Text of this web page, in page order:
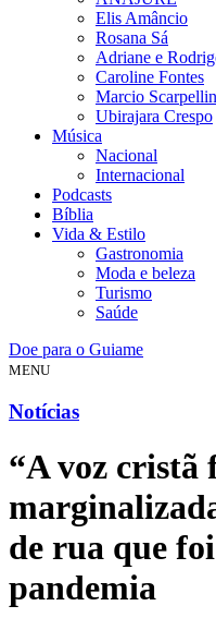
Elis Amâncio
Rosana Sá
Adriane e
Caroline Fontes
Marcio
Ubirajara Crespo
Música
Nacional
Internacional
Podcasts
Bíblia
Vida & Estilo
Gastronomia
Moda e beleza
Turismo
Saúde
Doe para o Guiame
MENU
Notícias
“A voz cristã
de rua que
pandemia